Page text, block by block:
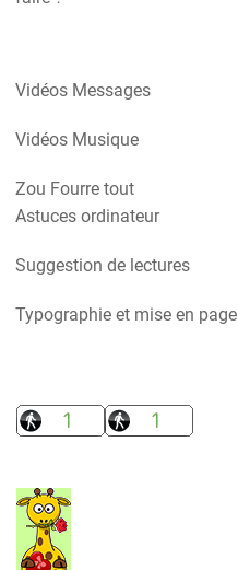
Vidéos Messages
Vidéos Musique
Zou Fourre tout
Astuces ordinateur
Suggestion de lectures
Typographie et mise en page